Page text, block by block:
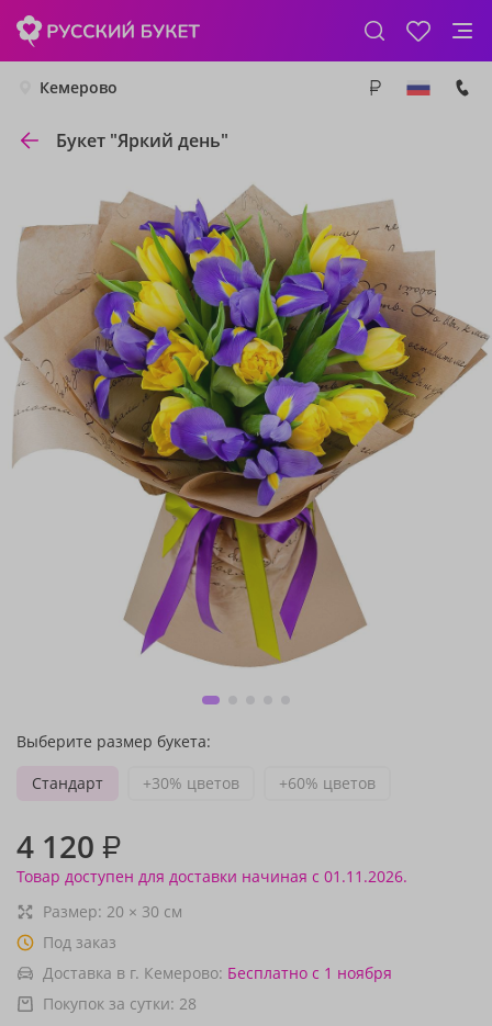
Кемерово
Букет "Яркий день"
Выберите размер букета:
Стандарт
+30% цветов +60% цветов
4 120 ₽
Товар доступен для доставки начиная с 01.11.2026.
Размер: 20 × 30 см
Под заказ
Доставка в г. Кемерово: Бесплатно с 1 ноября
Покупок за сутки: 28